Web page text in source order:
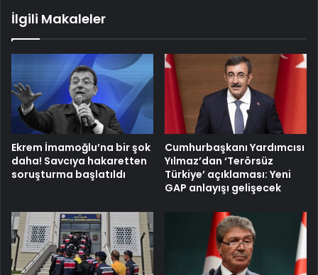
İlgili Makaleler
Ekrem İmamoğlu’na bir şok
daha! Savcıya hakaretten
soruşturma başlatıldı
Cumhurbaşkanı Yardımcısı
Yılmaz’dan ‘Terörsüz
Türkiye’ açıklaması: Yeni
GAP anlayışı gelişecek